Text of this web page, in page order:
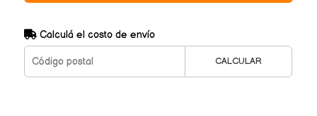
Calculá el costo de envío
CALCULAR